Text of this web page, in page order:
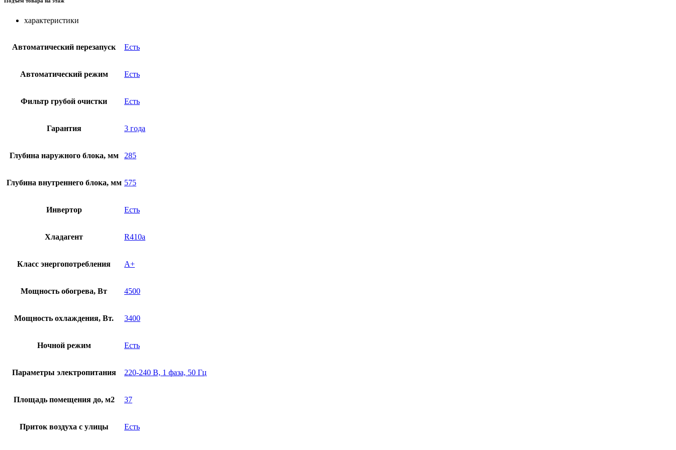
характеристики
Автоматический перезапуск Есть
Автоматический режим Есть
Фильтр грубой очистки Есть
Гарантия 3 года
Глубина наружного блока, мм 285
Глубина внутреннего блока, мм 575
Инвертор Есть
Хладагент R410a
Класс энергопотребления A+
Мощность обогрева, Вт 4500
Мощность охлаждения, Вт. 3400
Ночной режим Есть
Параметры электропитания 220-240 В, 1 фаза, 50 Гц
Площадь помещения до, м2 37
Приток воздуха с улицы Есть